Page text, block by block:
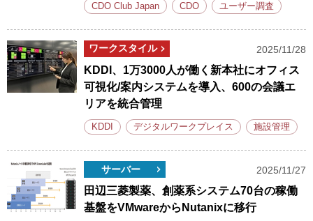
CDO Club Japan CDO ユーザー調査
ワークスタイル 2025/11/28
KDDI、1万3000人が働く新本社にオフィス
可視化/案内システムを導入、600の会議エ
リアを統合管理
KDDI デジタルワークプレイス 施設管理
サーバー 2025/11/27
田辺三菱製薬、創薬系システム70台の稼働
基盤をVMwareからNutanixに移行